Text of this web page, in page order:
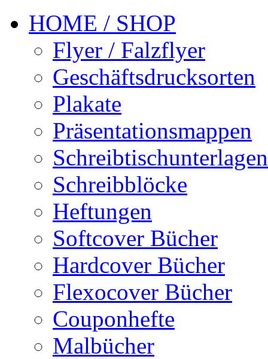
HOME / SHOP
Flyer / Falzflyer
Geschäftsdrucksorten
Plakate
Präsentationsmappen
Schreibtischunterlagen
Schreibblöcke
Heftungen
Softcover Bücher
Hardcover Bücher
Flexocover Bücher
Couponhefte
Malbücher